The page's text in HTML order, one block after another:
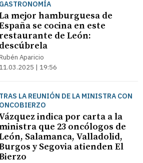
GASTRONOMÍA
mejor hamburguesa de
se cocina en este
restaurante de León:
descúbrela
Aparicio
11.03.2025 | 19:56
TRAS LA REUNIÓN DE LA MINISTRA CON
ONCOBIERZO
indica por carta a la
que 23 oncólogos de
Salamanca, Valladolid,
y Segovia atienden El